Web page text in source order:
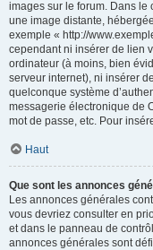
images sur le forum. Dans le
une image distante,
exemple « http://
cependant ni insérer de lien
ordinateur (à moins, bien
serveur internet), ni insérer
quelconque système
messagerie électronique de
mot de passe, etc. Pour
Haut
Que sont les annonces
Les annonces générales
vous devriez consulter en
et dans le panneau de
annonces générales sont